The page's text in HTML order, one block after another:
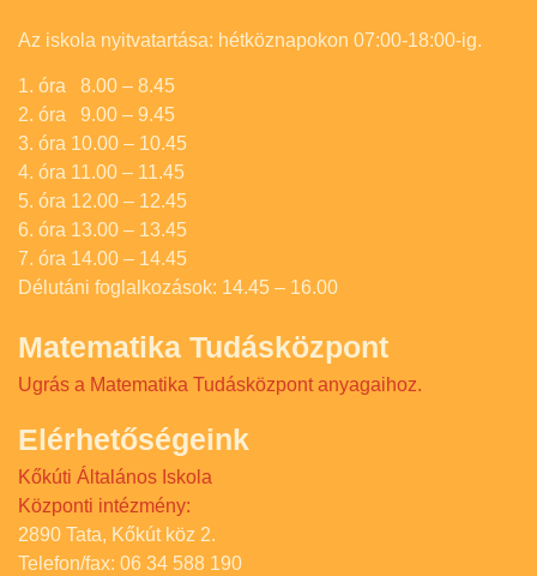
Az iskola nyitvatartása: hétköznapokon 07:00-18:00-ig.
1. óra 8.00 – 8.45
2. óra 9.00 – 9.45
3. óra 10.00 – 10.45
4. óra 11.00 – 11.45
5. óra 12.00 – 12.45
6. óra 13.00 – 13.45
7. óra 14.00 – 14.45
Délutáni foglalkozások: 14.45 – 16.00
Matematika Tudásközpont
Ugrás a Matematika Tudásközpont anyagaihoz.
Elérhetőségeink
Kőkúti Általános Iskola
Központi intézmény:
2890 Tata, Kőkút köz 2.
Telefon/fax: 06 34 588 190